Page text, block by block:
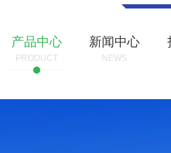
产品中心
PRODUCT
新闻中心
NEWS